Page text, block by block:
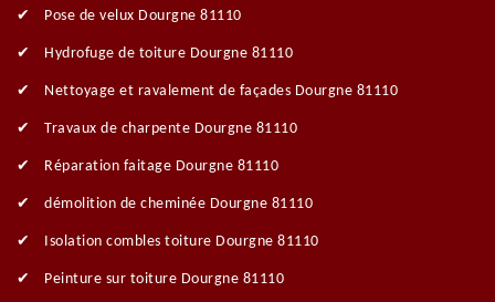
Pose de velux Dourgne 81110
Hydrofuge de toiture Dourgne 81110
Nettoyage et ravalement de façades Dourgne 81110
Travaux de charpente Dourgne 81110
Réparation faitage Dourgne 81110
démolition de cheminée Dourgne 81110
Isolation combles toiture Dourgne 81110
Peinture sur toiture Dourgne 81110